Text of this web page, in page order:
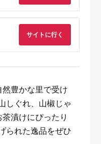
フト つくだ煮
ト 御歳暮 内
養 土産 関西
ルメ 常温 土産
うはら まいこサイトに行く
豊かな里で受け
しぐれ、山椒じゃ
漬けにぴったり
られた逸品をぜひ